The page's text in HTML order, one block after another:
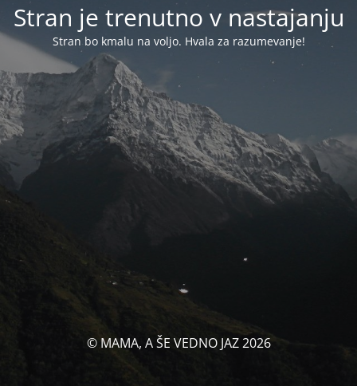
Stran je trenutno v nastajanju
Stran bo kmalu na voljo. Hvala za razumevanje!
© MAMA, A ŠE VEDNO JAZ 2026